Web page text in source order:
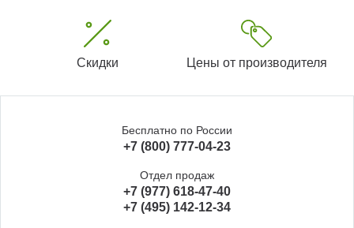
Скидки Цены от производителя
Бесплатно по России
+7 (800) 777-04-23
Отдел продаж
+7 (977) 618-47-40
+7 (495) 142-12-34